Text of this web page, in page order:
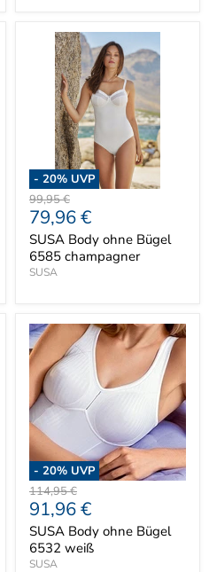
- 20% UVP
Ursprünglicher
Preis
99,95 €
Aktueller
Preis
79,96 €
SUSA Body ohne Bügel
6585 champagner
SUSA
- 20% UVP
Ursprünglicher
Preis
114,95 €
Aktueller
Preis
91,96 €
SUSA Body ohne Bügel
6532 weiß
SUSA